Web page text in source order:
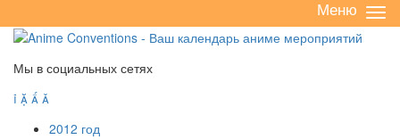
/
Меню
Мы в социальных сетях
   
2012 год